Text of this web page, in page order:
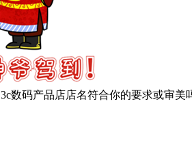
数码产品店店名符合你的要求或审美